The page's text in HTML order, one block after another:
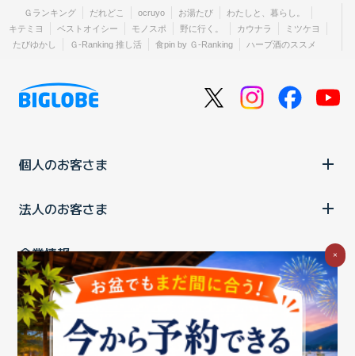
Ｇランキング だれどこ ocruyo お湯たび
わたしと、暮らし。
キテミヨ
ベストオイシー モノスポ 野に行く。 カウナラ
ミツケヨ
たびゆかし
Ｇ-Ranking 推し活 食pin by Ｇ-Ranking ハーブ酒のススメ
個人のお客さま
法人のお客さま
企業情報
ご利用中の方
お問い合わせ消費税の表示 ウェブアクセシビリティの取り組み
×